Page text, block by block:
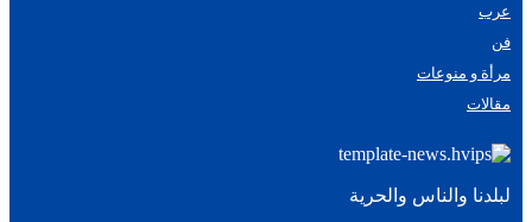
عرب
فن
مرأة و منوعات
مقالات
لبلدنا والناس والحرية